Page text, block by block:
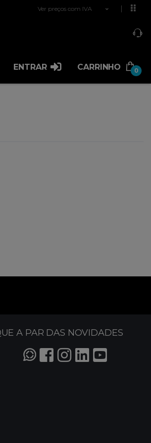
Ver preços com IVA
ENTRAR CARRINHO 0
A PAR DAS NOVIDADES